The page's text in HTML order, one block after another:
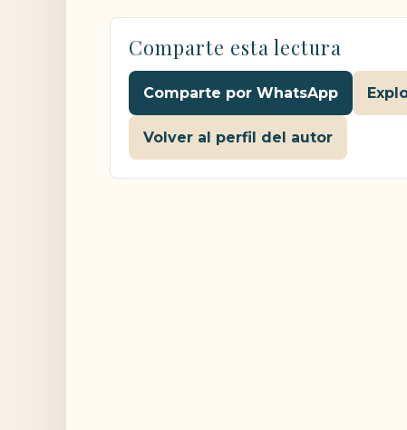
Comparte esta lectura
Comparte por WhatsApp
Volver al perfil del autor